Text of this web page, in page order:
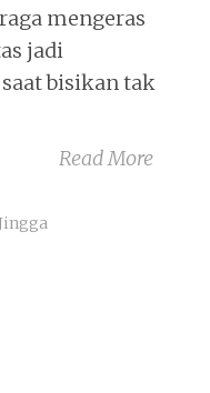
mengeras
jadi
bisikan tak
Read More